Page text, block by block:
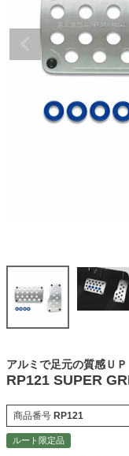
アルミで足元の質感ＵＰ
RP121 SUPER
商品番号 RP121
ルート限定品